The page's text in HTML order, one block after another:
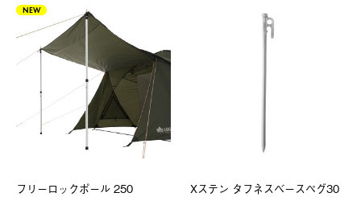
NEW
フリーロックポール 250
Xステン タフネスベースペグ30